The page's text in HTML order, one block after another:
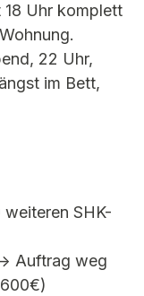
Uhr komplett
22 Uhr,
im Bett,
SHK-
Auftrag weg